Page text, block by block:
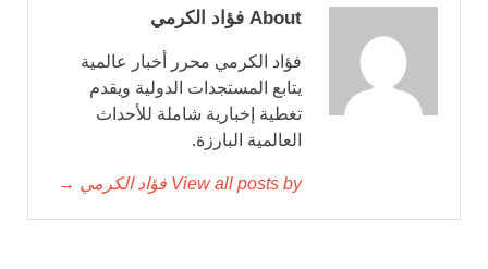
About فؤاد الكرمي
فؤاد الكرمي محرر أخبار عالمية
يتابع المستجدات الدولية ويقدم
تغطية إخبارية شاملة للأحداث
العالمية البارزة.
View all posts by فؤاد الكرمي →